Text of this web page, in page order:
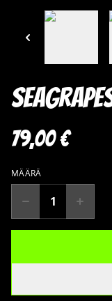
79,00 €
MÄÄRÄ